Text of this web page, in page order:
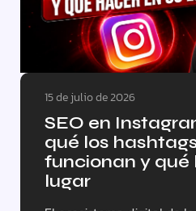
15 de julio de 2026
SEO en
qué los
funcionan y qué
lugar